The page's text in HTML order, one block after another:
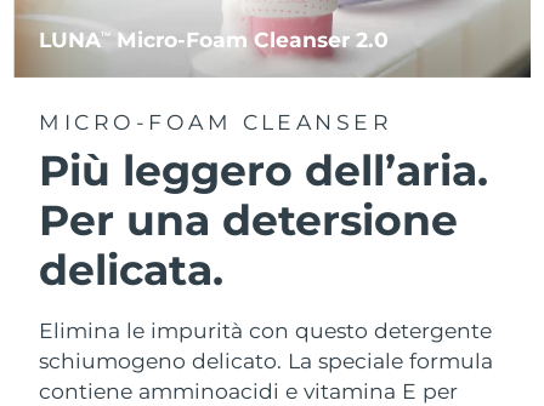
LUNATM Micro-Foam Cleanser 2.0
MICRO-FOAM CLEANSER
Più leggero dell’aria.
Per una detersione
delicata.
Elimina le impurità con questo detergente
schiumogeno delicato. La speciale formula
contiene amminoacidi e vitamina E per